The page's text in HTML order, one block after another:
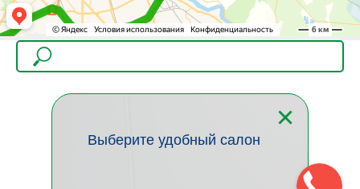
Выберите удобный салон